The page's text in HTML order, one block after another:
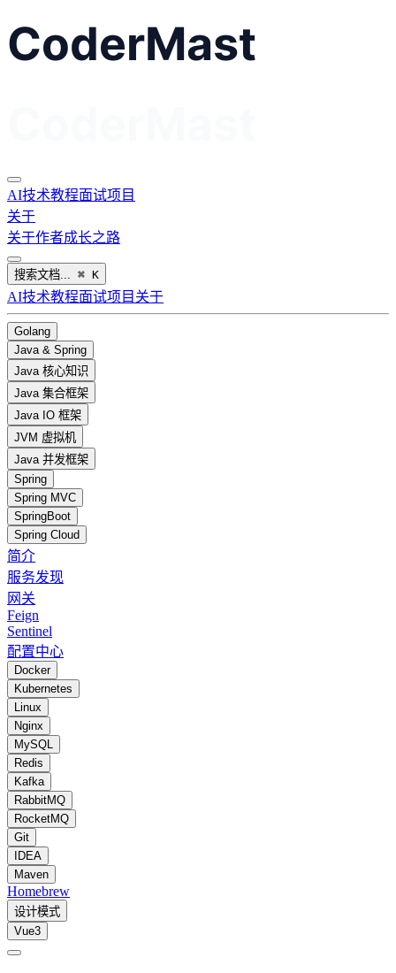
AI技术教程面试项目
关于
关于作者成长之路
搜索文档... ⌘ K
AI技术教程面试项目 关于
Golang
Java & Spring
Java 核心知识
Java 集合框架
Java IO 框架
JVM 虚拟机
Java 并发框架
Spring
Spring MVC
SpringBoot
Spring Cloud
简介
服务发现
网关
Feign
Sentinel
配置中心
Docker
Kubernetes
Linux
Nginx
MySQL
Redis
Kafka
RabbitMQ
RocketMQ
Git
IDEA
Maven
Homebrew
设计模式
Vue3